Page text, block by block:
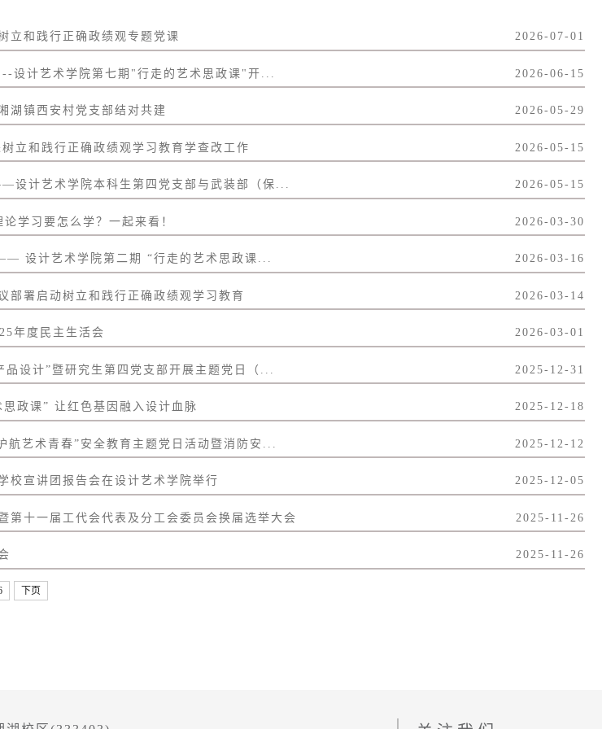
立和践行正确政绩观专题党课 2026-07-01
设计艺术学院第七期"行走的艺术思政课"开... 2026-06-15
湖镇西安村党支部结对共建 2026-05-29
立和践行正确政绩观学习教育学查改工作 2026-05-15
设计艺术学院本科生第四党支部与武装部（保... 2026-05-15
学习要怎么学？一起来看！ 2026-03-30
设计艺术学院第二期 “行走的艺术思政课... 2026-03-16
部署启动树立和践行正确政绩观学习教育 2026-03-14
年度民主生活会 2026-03-01
设计”暨研究生第四党支部开展主题党日（... 2025-12-31
政课” 让红色基因融入设计血脉 2025-12-18
航艺术青春”安全教育主题党日活动暨消防安... 2025-12-12
校宣讲团报告会在设计艺术学院举行 2025-12-05
第十一届工代会代表及分工会委员会换届选举大会 2025-11-26
2025-11-26
下页